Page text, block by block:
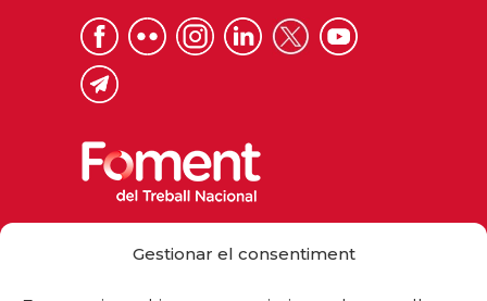
Gestionar el consentiment
foment@foment.com